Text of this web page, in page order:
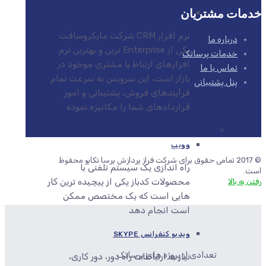
CRM ( سامانه ارتباط با مشتری)
نرم افزار CRM شرکت مایکروسافت
یکی از Enterprise ترین و بهترین نرم
افزارهای ارتباط با مشتری موجود در
بازار است، این سرویس به سرعت تمام
فرآیندهای فروش، پشتیبانی و امور
قراردادهای شما را مکانیزه نموده
وویپ
راه اندازی یک سیستم تلفنی با
محصولات کدباز یکی از پیچیده ترین کار
هایی است که یک مختصص ممکن
است انجام دهد
ویدیو کنفرانس SKYPE
نیاز به ارتباطات راه دور، دور کاری،
خدمات مشتریان
درباره ما
خدمات پرساتک
تماس با ما
پنل پشتیبانی
© 2017 تمامی حقوق برای شرکت فراز پردازش پرسا تکاپو محفوظ
است.
رفتن به بالا
تعدادی از پروژه های پرساتک